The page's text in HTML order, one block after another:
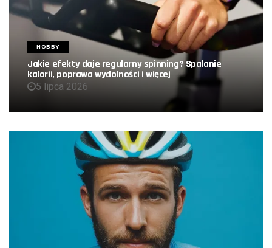
HOBBY
Jakie efekty daje regularny spinning? Spalanie
kalorii, poprawa wydolności i więcej
5 lipca 2026